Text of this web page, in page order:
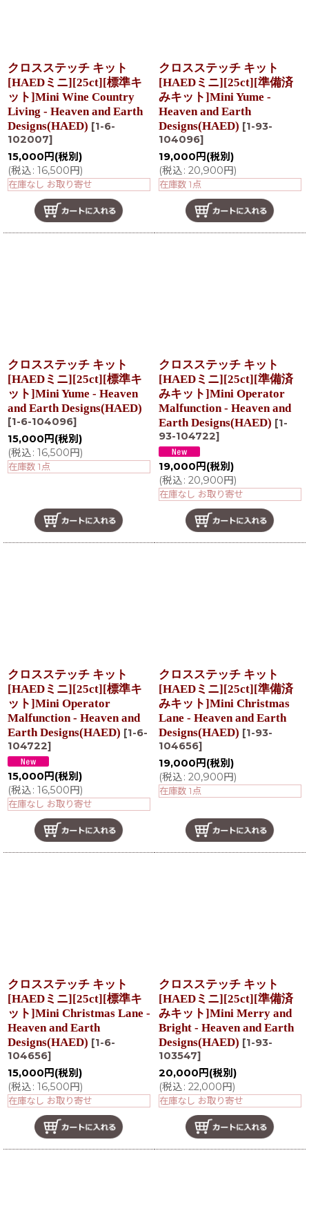
クロスステッチ キット
[HAEDミニ][25ct][標準キ
ット]Mini Wine Country
Living - Heaven and Earth
Designs(HAED) [1-6-
102007]
15,000 円 (税別)
(税込: 16,500円)
在庫なし お取り寄せ
クロスステッチ キット
[HAEDミニ][25ct][準備済
みキット]Mini Yume -
Heaven and Earth
Designs(HAED) [1-93-
104096]
19,000 円 (税別)
(税込: 20,900円)
在庫数 1点
クロスステッチ キット
[HAEDミニ][25ct][標準キ
ット]Mini Yume - Heaven
and Earth Designs(HAED)
[1-6-104096]
15,000 円 (税別)
(税込: 16,500円)
在庫数 1点
クロスステッチ キット
[HAEDミニ][25ct][準備済
みキット]Mini Operator
Malfunction - Heaven and
Earth Designs(HAED) [1-
93-104722]
19,000 円 (税別)
(税込: 20,900円)
在庫なし お取り寄せ
クロスステッチ キット
[HAEDミニ][25ct][標準キ
ット]Mini Operator
Malfunction - Heaven and
Earth Designs(HAED) [1-6-
104722]
15,000 円 (税別)
(税込: 16,500円)
在庫なし お取り寄せ
クロスステッチ キット
[HAEDミニ][25ct][準備済
みキット]Mini Christmas
Lane - Heaven and Earth
Designs(HAED) [1-93-
104656]
19,000 円 (税別)
(税込: 20,900円)
在庫数 1点
クロスステッチ キット
[HAEDミニ][25ct][標準キ
ット]Mini Christmas Lane -
Heaven and Earth
Designs(HAED) [1-6-
104656]
15,000 円 (税別)
(税込: 16,500円)
在庫なし お取り寄せ
クロスステッチ キット
[HAEDミニ][25ct][準備済
みキット]Mini Merry and
Bright - Heaven and Earth
Designs(HAED) [1-93-
103547]
20,000 円 (税別)
(税込: 22,000円)
在庫なし お取り寄せ